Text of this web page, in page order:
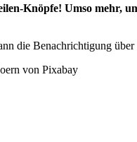
Knöpfe! Umso mehr,
die Benachrichtigung
von Pixabay